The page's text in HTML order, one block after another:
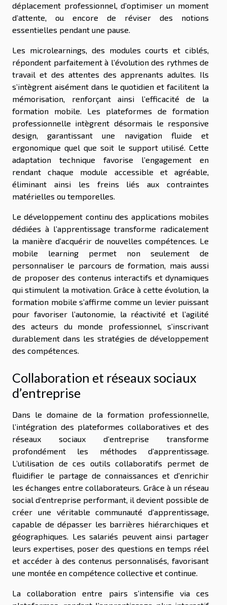
déplacement professionnel, d’optimiser un moment
d’attente, ou encore de réviser des notions
essentielles pendant une pause.
Les microlearnings, des modules courts et ciblés,
répondent parfaitement à l’évolution des rythmes de
travail et des attentes des apprenants adultes. Ils
s’intègrent aisément dans le quotidien et facilitent la
mémorisation, renforçant ainsi l’efficacité de la
formation mobile. Les plateformes de formation
professionnelle intègrent désormais le responsive
design, garantissant une navigation fluide et
ergonomique quel que soit le support utilisé. Cette
adaptation technique favorise l’engagement en
rendant chaque module accessible et agréable,
éliminant ainsi les freins liés aux contraintes
matérielles ou temporelles.
Le développement continu des applications mobiles
dédiées à l’apprentissage transforme radicalement
la manière d’acquérir de nouvelles compétences. Le
mobile learning permet non seulement de
personnaliser le parcours de formation, mais aussi
de proposer des contenus interactifs et dynamiques
qui stimulent la motivation. Grâce à cette évolution, la
formation mobile s’affirme comme un levier puissant
pour favoriser l’autonomie, la réactivité et l’agilité
des acteurs du monde professionnel, s’inscrivant
durablement dans les stratégies de développement
des compétences.
Collaboration et réseaux sociaux
d’entreprise
Dans le domaine de la formation professionnelle,
l’intégration des plateformes collaboratives et des
réseaux sociaux d’entreprise transforme
profondément les méthodes d’apprentissage.
L’utilisation de ces outils collaboratifs permet de
fluidifier le partage de connaissances et d’enrichir
les échanges entre collaborateurs. Grâce à un réseau
social d’entreprise performant, il devient possible de
créer une véritable communauté d’apprentissage,
capable de dépasser les barrières hiérarchiques et
géographiques. Les salariés peuvent ainsi partager
leurs expertises, poser des questions en temps réel
et accéder à des contenus personnalisés, favorisant
une montée en compétence collective et continue.
La collaboration entre pairs s’intensifie via ces